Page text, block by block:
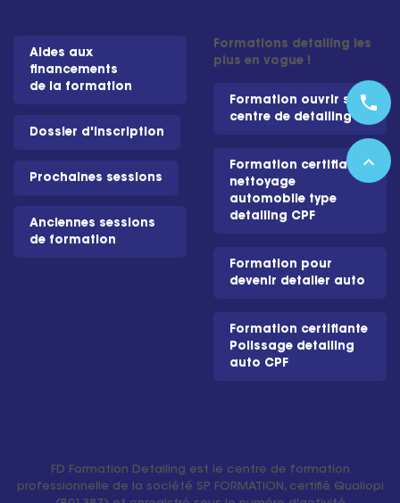
Aides aux
financements
de la formation
Dossier d'inscription
Prochaines sessions
Anciennes sessions
de formation
Formations detailing les
plus en vogue !
Formation ouvrir son
centre de detailing
Formation certifiante
nettoyage
automobile type
detailing CPF
Formation pour
devenir detailer auto
Formation certifiante
Polissage detailing
auto CPF
FD Formation Detailing est le centre de formation
professionnelle de la société SP FORMATION, certifié Qualiopi
phone
expand_less